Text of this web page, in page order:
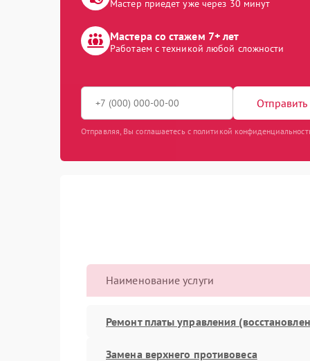
Мастер приедет уже через 30 минут
Мастера со стажем 7+ лет
Работаем с техникой любой сложности
Отправить
Отправляя, Вы соглашаетесь с политикой
Наименование услуги
Ремонт платы управления
Замена верхнего противовеса